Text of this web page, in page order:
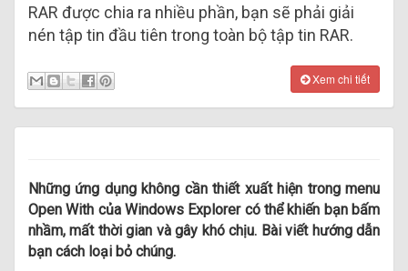
RAR được chia ra nhiều phần, bạn sẽ phải giải
nén tập tin đầu tiên trong toàn bộ tập tin RAR.
Xem chi tiết
Những ứng dụng không cần thiết xuất hiện trong menu
Open With của Windows Explorer có thể khiến bạn bấm
nhầm, mất thời gian và gây khó chịu. Bài viết hướng dẫn
bạn cách loại bỏ chúng.